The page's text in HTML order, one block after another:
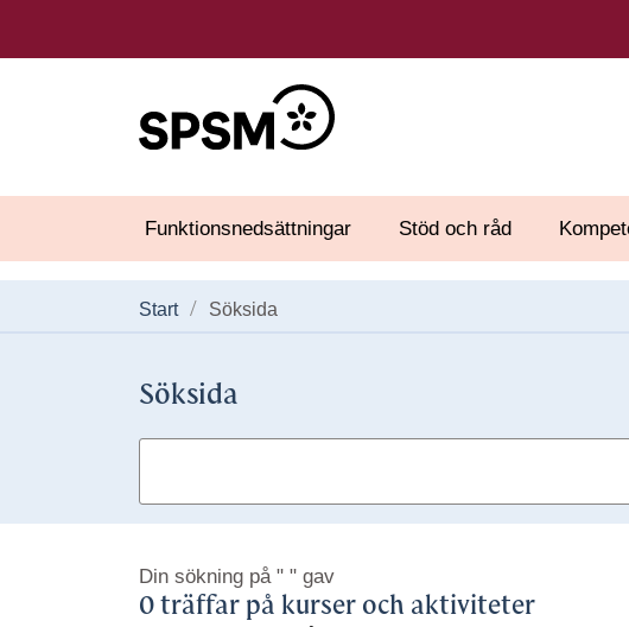
Funktionsnedsättningar Stöd och råd
Start Söksida
Söksida
Din sökning på " " gav
0 träffar på kurser och aktiviteter